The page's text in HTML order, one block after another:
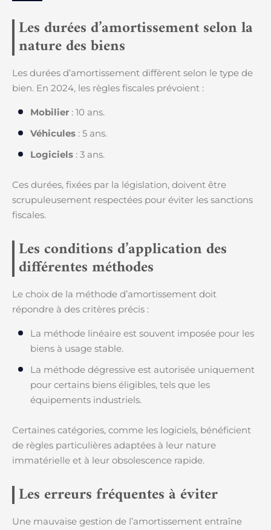
Les durées d’amortissement selon la
nature des biens
Les durées d’amortissement diffèrent selon le type de
bien. En 2024, les règles fiscales prévoient :
Mobilier : 10 ans.
Véhicules : 5 ans.
Logiciels : 3 ans.
Ces durées, fixées par la législation, doivent être
scrupuleusement respectées pour éviter les sanctions
fiscales.
Les conditions d’application des
différentes méthodes
Le choix de la méthode d’amortissement doit
répondre à des critères précis :
La méthode linéaire est souvent imposée pour les
biens à usage stable.
La méthode dégressive est autorisée uniquement
pour certains biens éligibles, tels que les
équipements industriels.
Certaines catégories, comme les logiciels, bénéficient
de règles particulières adaptées à leur nature
immatérielle et à leur obsolescence rapide.
Les erreurs fréquentes à éviter
Une mauvaise gestion de l’amortissement entraîne